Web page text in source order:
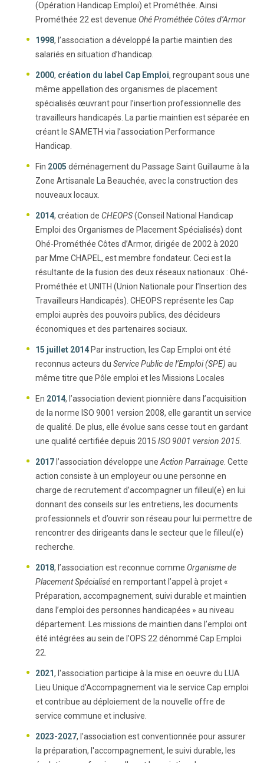
(Opération Handicap Emploi) et Prométhée. Ainsi
Prométhée 22 est devenue Ohé Prométhée Côtes d’Armor
1998, l’association a développé la partie maintien des
salariés en situation d’handicap.
2000, création du label Cap Emploi, regroupant sous une
même appellation des organismes de placement
spécialisés œuvrant pour l’insertion professionnelle des
travailleurs handicapés. La partie maintien est séparée en
créant le SAMETH via l’association Performance
Handicap.
Fin 2005 déménagement du Passage Saint Guillaume à la
Zone Artisanale La Beauchée, avec la construction des
nouveaux locaux.
2014, création de CHEOPS(Conseil National Handicap
Emploi des Organismes de Placement Spécialisés) dont
Ohé-Prométhée Côtes d’Armor, dirigée de 2002 à 2020
par Mme CHAPEL, est membre fondateur. Ceci est la
résultante de la fusion des deux réseaux nationaux : Ohé-
Prométhée et UNITH (Union Nationale pour l’Insertion des
Travailleurs Handicapés). CHEOPS représente les Cap
emploi auprès des pouvoirs publics, des décideurs
économiques et des partenaires sociaux.
15 juillet 2014 Par instruction, les Cap Emploi ont été
reconnus acteurs du Service Public de l’Emploi (SPE) au
même titre que Pôle emploi et les Missions Locales
En 2014, l’association devient pionnière dans l’acquisition
de la norme ISO 9001 version 2008, elle garantit un service
de qualité. De plus, elle évolue sans cesse tout en gardant
une qualité certifiée depuis 2015 ISO 9001 version 2015
2017 l’association développe une Action Parrainage . Cette
action consiste à un employeur ou une personne en
charge de recrutement d’accompagner un filleul(e) en lui
donnant des conseils sur les entretiens, les documents
professionnels et d’ouvrir son réseau pour lui permettre de
rencontrer des dirigeants dans le secteur que le filleul(e)
recherche.
2018, l’association est reconnue comme Organisme de
Placement Spécialiséen remportant l’appel à projet «
Préparation, accompagnement, suivi durable et maintien
dans l’emploi des personnes handicapées » au niveau
département. Les missions de maintien dans l’emploi ont
été intégrées au sein de l’OPS 22 dénommé Cap Emploi
22.
2021, l'association participe à la mise en oeuvre du LUA
Lieu Unique d'Accompagnement via le service Cap emploi
et contribue au déploiement de la nouvelle offre de
service commune et inclusive.
2023-2027, l'association est conventionnée pour assurer
la préparation, l'accompagnement, le suivi durable, les